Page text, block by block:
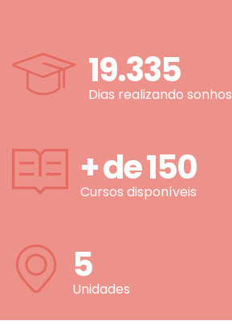
19.335
Dias realizando sonhos
+ de150
Cursos disponíveis
5
Unidades